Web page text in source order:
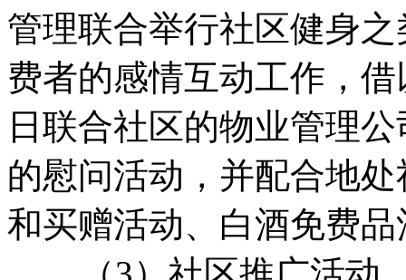
管理联合举行社区健身
费者的感情互动工作，
日联合社区的物业管理
的慰问活动，并配合地
和买赠活动、白酒免费